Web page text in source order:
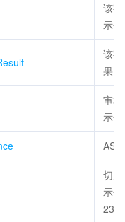
该
示
该
果
审
示
切
示